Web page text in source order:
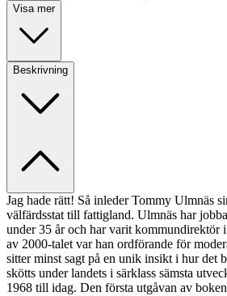
Visa mer
Beskrivning
Jag hade rätt! Så inleder Tommy Ulmnäs
välfärdsstat till fattigland. Ulmnäs har
under 35 år och har varit kommundirektör
av 2000-talet var han ordförande för
sitter minst sagt på en unik insikt i hur det
skötts under landets i särklass sämsta
1968 till idag. Den första utgåvan av